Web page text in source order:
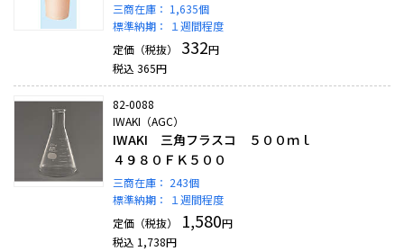
三商在庫： 1,635個
標準納期：
１週間程度
定価（税抜）
332円
税込 365円
82-0088
IWAKI（AGC）
IWAKI 三角フラスコ ５００ｍｌ
４９８０ＦＫ５００
三商在庫： 243個
標準納期：
１週間程度
定価（税抜）
1,580円
税込 1,738円